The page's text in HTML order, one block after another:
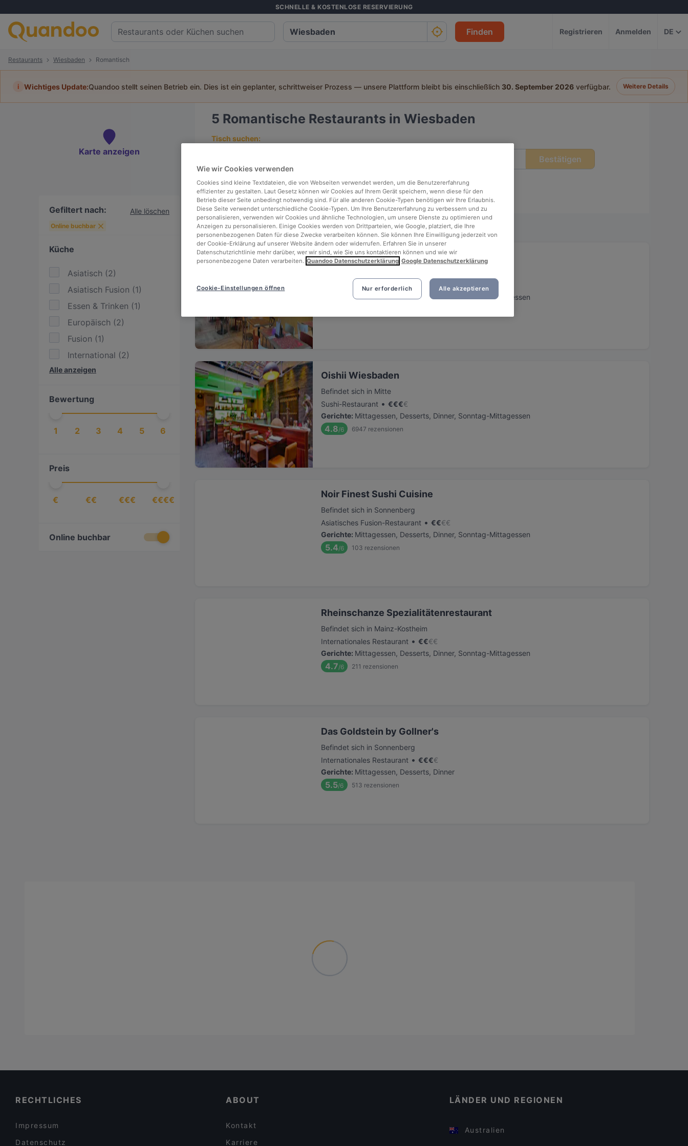
SCHNELLE & KOSTENLOSE RESERVIERUNG
Finden Registrieren Anmelden DE
Restaurants Wiesbaden Romantisch
i Wichtiges Update:Quandoo stellt seinen Betrieb ein. Dies ist ein geplanter, schrittweiser Prozess — unsere Plattform bleibt bis einschließlich 30. September 2026 verfügbar. Weitere Details
Karte anzeigen
Gefiltert nach: Alle löschen
Online buchbar
Küche
Asiatisch (2)
Asiatisch Fusion (1)
Essen & Trinken (1)
Europäisch (2)
Fusion (1)
International (2)
Italienisch
Mediterran
Pizza
1)
Österreichisch
Alle anzeigen
Bewertung
1 2 3 4 5 6
Preis
€ €€ €€€ €€€€
Online buchbar
5 Romantische Restaurants in Wiesbaden
Tisch suchen:
Bestätigen
Top bewertet In der Nähe
Relevanz
Remos Wiesbaden
Italienisches Restaurant•€
:Mittagessen, Desserts, Dinner, Sonntag-Mittagessen
Oishii Wiesbaden
Befindet sich in Mitte
Sushi-Restaurant • €€€€
Gerichte: Mittagessen, Desserts, Dinner, Sonntag-Mittagessen
4.8/6 6947 rezensionen
Noir Finest Sushi Cuisine
Befindet sich in Sonnenberg
Asiatisches Fusion-Restaurant • €€€€
Gerichte: Mittagessen, Desserts, Dinner, Sonntag-Mittagessen
5.4/6 103 rezensionen
Rheinschanze Spezialitätenrestaurant
Befindet sich in Mainz-Kostheim
Internationales Restaurant • €€€€
Gerichte: Mittagessen, Desserts, Dinner, Sonntag-Mittagessen
4.7/6 211 rezensionen
Das Goldstein by Gollner's
Befindet sich in Sonnenberg
Internationales Restaurant • €€€€
Gerichte: Mittagessen, Desserts, Dinner
5.5/6 513 rezensionen
RECHTLICHES
Impressum
Datenschutz
ABOUT
Kontakt
Karriere
LÄNDER UND REGIONEN
Australien
Wie wir Cookies verwenden
Cookies sind kleine Textdateien, die von Webseiten verwendet werden, um die Benutzererfahrung
effizienter zu gestalten. Laut Gesetz können wir Cookies auf Ihrem Gerät speichern, wenn diese für den
Betrieb dieser Seite unbedingt notwendig sind. Für alle anderen Cookie-Typen benötigen wir Ihre Erlaubnis.
Diese Seite verwendet unterschiedliche Cookie-Typen. Um Ihre Benutzererfahrung zu verbessern und zu
personalisieren, verwenden wir Cookies und ähnliche Technologien, um unsere Dienste zu optimieren und
Anzeigen zu personalisieren. Einige Cookies werden von Drittparteien, wie Google, platziert, die Ihre
personenbezogenen Daten für diese Zwecke verarbeiten können. Sie können Ihre Einwilligung jederzeit von
der Cookie-Erklärung auf unserer Website ändern oder widerrufen. Erfahren Sie in unserer
Datenschutzrichtlinie mehr darüber, wer wir sind, wie Sie uns kontaktieren können und wie wir
personenbezogene Daten verarbeiten. Quandoo Datenschutzerklärung Google Datenschutzerklärung
Nur erforderlich Alle akzeptieren
Cookie-Einstellungen öffnen